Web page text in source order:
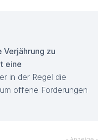
Verjährung zu
eine
in der Regel die
offene Forderungen